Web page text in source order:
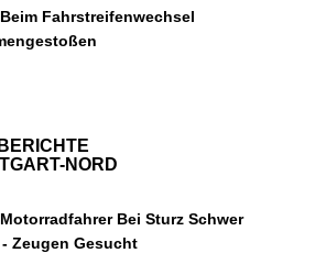
Fahrstreifenwechsel
NORD
Bei Sturz Schwer
- Zeugen Gesucht